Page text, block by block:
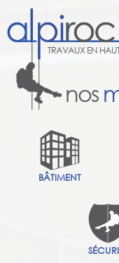
TRAVAUX EN
nos
BÂTIMENT